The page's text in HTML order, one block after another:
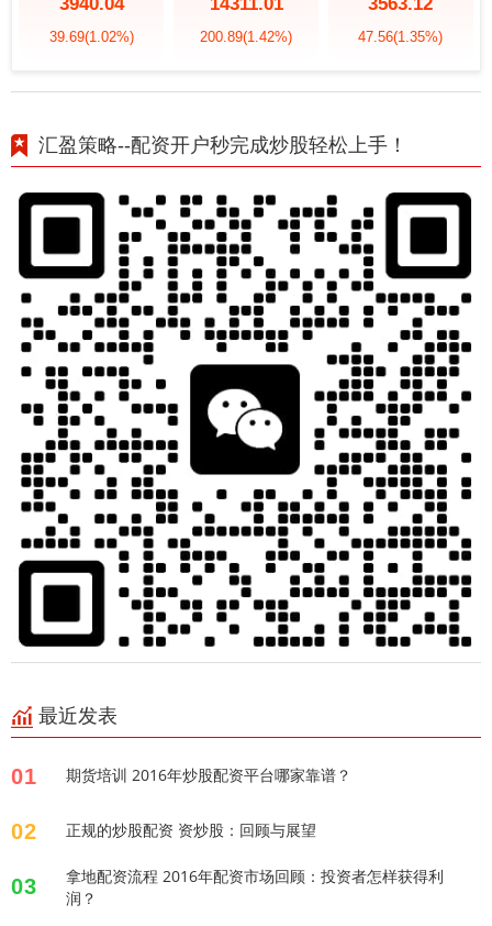
39.69(1.02%) 200.89(1.42%) 47.56(1.35%)
汇盈策略--配资开户秒完成炒股轻松上手！
最近发表
01 期货培训 2016年炒股配资平台哪家靠谱？
02 正规的炒股配资 资炒股：回顾与展望
03
拿地配资流程 2016年配资市场回顾：投资者怎样获得利
润？